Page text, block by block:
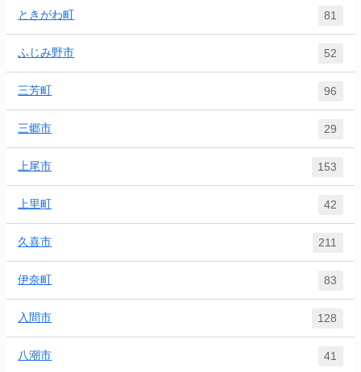
ときがわ町 81
ふじみ野市 52
三芳町 96
三郷市 29
上尾市 153
上里町 42
久喜市 211
伊奈町 83
入間市 128
八潮市 41